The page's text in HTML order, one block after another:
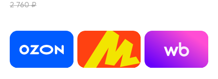
2 760 ₽